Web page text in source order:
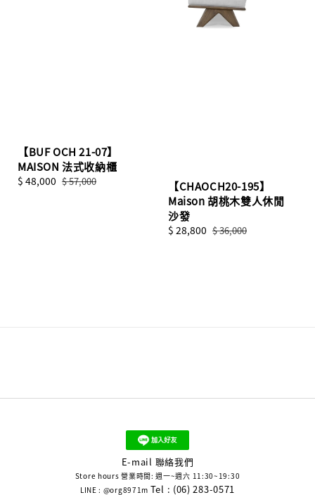
【BUF OCH 21-07】
MAISON 法式收納櫃
Sale
$ 48,000 Regular
$ 57,000
【CHAOCH20-195】
Maison 胡桃木雙人休閒
沙發
Sale
$ 28,800 Regular
$ 36,000
E-mail 聯絡我們
Store hours 營業時間: 週一~週六 11:30~19:30
LINE : @org8971m Tel : (06) 283-0571